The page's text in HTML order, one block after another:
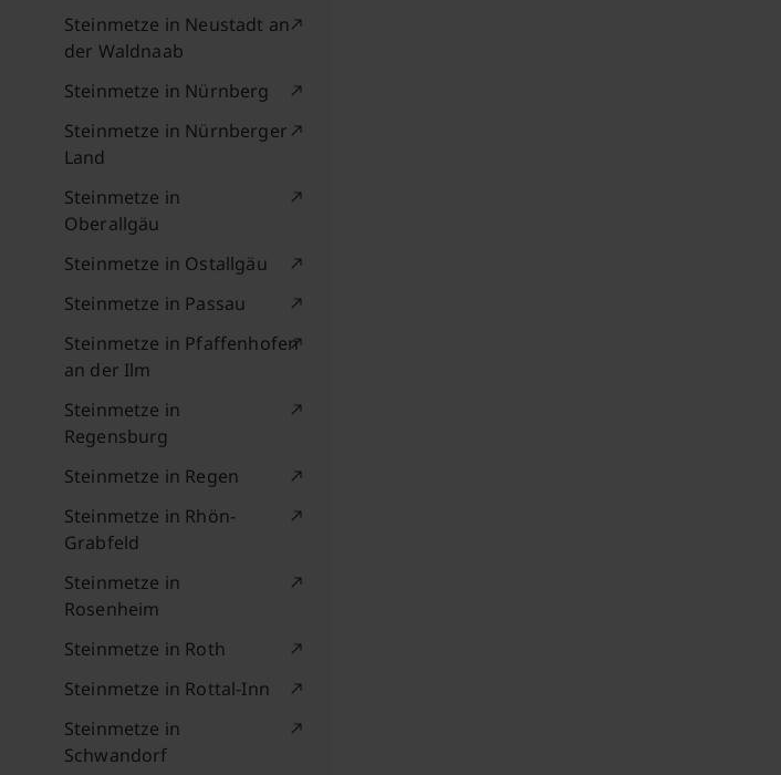
Steinmetze in Neustadt an
der Waldnaab
Steinmetze in Nürnberg
Steinmetze in Nürnberger
Land
Steinmetze in
Oberallgäu
Steinmetze in Ostallgäu
Steinmetze in Passau
Steinmetze in Pfaffenhofen
an der Ilm
Steinmetze in
Regensburg
Steinmetze in Regen
Steinmetze in Rhön-
Grabfeld
Steinmetze in
Rosenheim
Steinmetze in Roth
Steinmetze in Rottal-Inn
Steinmetze in
Schwandorf